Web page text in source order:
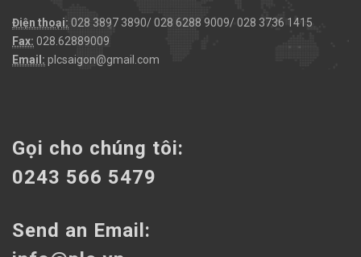
Điện thoại: 028 3897 3890/ 028 6288 9009/ 028 3736 1415
Fax: 028.62889009
Email: plcsaigon@gmail.com
Gọi cho chúng tôi:
0243 566 5479
Send an Email: